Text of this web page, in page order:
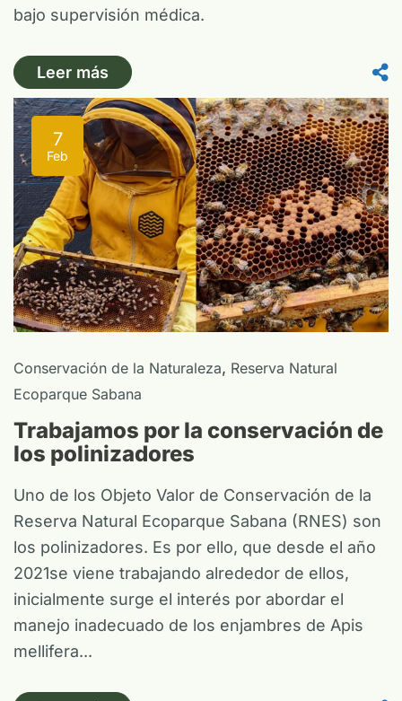
bajo supervisión médica.
Leer más
7
Feb
Conservación de la Naturaleza, Reserva Natural
Ecoparque Sabana
Trabajamos por la conservación de
los polinizadores
Uno de los Objeto Valor de Conservación de la
Reserva Natural Ecoparque Sabana (RNES) son
los polinizadores. Es por ello, que desde el año
2021se viene trabajando alrededor de ellos,
inicialmente surge el interés por abordar el
manejo inadecuado de los enjambres de Apis
mellifera...